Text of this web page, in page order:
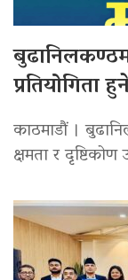
प्रतियोगिता
काठमाडौं ।
क्षमता र